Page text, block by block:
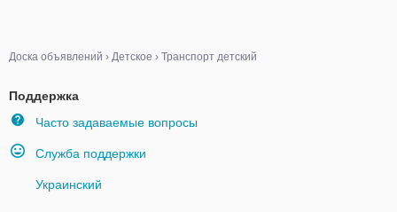
Доска объявлений › Детское › Транспорт детский
Поддержка
Часто задаваемые вопросы
Служба поддержки
Украинский